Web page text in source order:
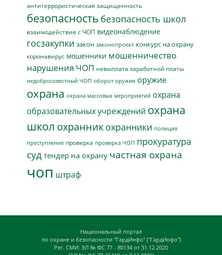
антитеррористическая защищенность
безопасность безопасность школ
взаимодействие с ЧОП видеонаблюдение
госзакупки закон законопроект конкурс на охрану
коронавирус мошенники мошенничество
нарушения ЧОП невыплата заработной платы
недобросовестный ЧОП оборот оружия оружие
охрана охрана массовых мероприятий охрана
образовательных учреждений охрана
школ охранник охранники полиция
преступление проверка проверка ЧОП прокуратура
суд тендер на охрану частная охрана
чоп штраф
Национальный портал
по охране и безопасности "ГардИнфо" ("ГардИнфо")
Рег. СМИ: ЭЛ № ФС 77 - 80134 от 31.12.2020